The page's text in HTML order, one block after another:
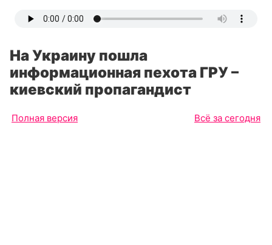
На Украину пошла
информационная пехота ГРУ –
киевский пропагандист
Полная версия Всё за сегодня